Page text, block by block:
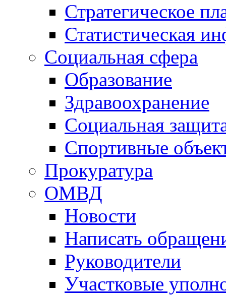
Стратегическое
Статистическая
Социальная сфера
Образование
Здравоохранение
Социальная
Спортивные
Прокуратура
ОМВД
Новости
Написать
Руководители
Участковые